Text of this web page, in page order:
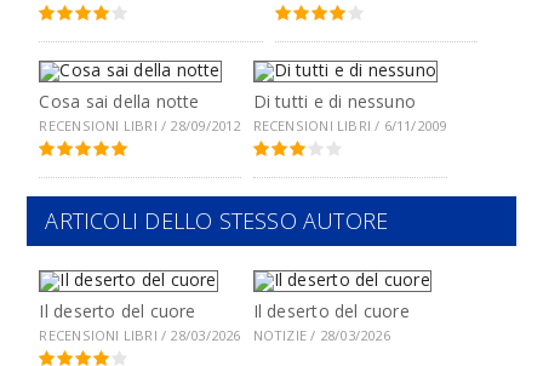
Cosa sai della notte
RECENSIONI LIBRI / 28/09/2012
Di tutti e di nessuno
RECENSIONI LIBRI / 6/11/2009
ARTICOLI DELLO STESSO AUTORE
Il deserto del cuore
RECENSIONI LIBRI / 28/03/2026
Il deserto del cuore
NOTIZIE / 28/03/2026